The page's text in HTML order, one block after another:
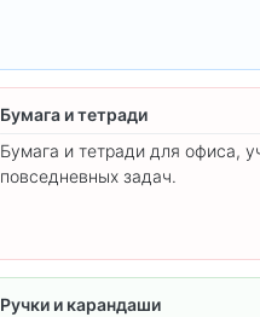
Бумага и тетради
Бумага и тетради для офиса,
повседневных задач.
Ручки и карандаши